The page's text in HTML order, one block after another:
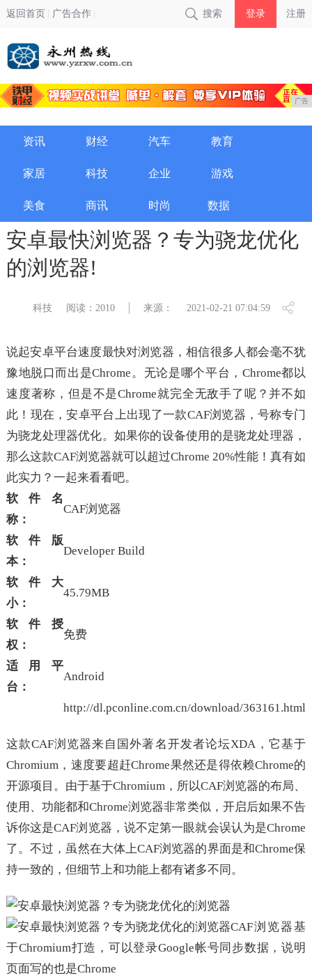
返回首页 广告合作 搜索 登录 注册
广告
资讯 财经 汽车 教育
家居 科技 企业 游戏
美食 商讯 时尚 数据
安卓最快浏览器？专为骁龙优化
的浏览器!
科技 阅读：2010 来源： 2021-02-21 07:04:59
说起安卓平台速度最快对浏览器，相信很多人都会毫不犹
豫地脱口而出是Chrome。无论是哪个平台，Chrome都以
速度著称，但是不是Chrome就完全无敌手了呢？并不如
此！现在，安卓平台上出现了一款CAF浏览器，号称专门
为骁龙处理器优化。如果你的设备使用的是骁龙处理器，
那么这款CAF浏览器就可以超过Chrome 20%性能！真有如
此实力？一起来看看吧。
软件名
称：
CAF浏览器
软件版
本：
Developer Build
软件大
小：
45.79MB
软件授
权：
免费
适用平
台：
Android
http://dl.pconline.com.cn/download/363161.html
这款CAF浏览器来自国外著名开发者论坛XDA，它基于
Chromium，速度要超赶Chrome果然还是得依赖Chrome的
开源项目。由于基于Chromium，所以CAF浏览器的布局、
使用、功能都和Chrome浏览器非常类似，开启后如果不告
诉你这是CAF浏览器，说不定第一眼就会误认为是Chrome
了。不过，虽然在大体上CAF浏览器的界面是和Chrome保
持一致的，但细节上和功能上都有诸多不同。
CAF浏览器基
于Chromium打造，可以登录Google帐号同步数据，说明
页面写的也是Chrome